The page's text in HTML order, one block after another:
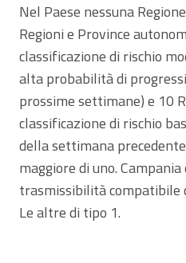
Nel Paese nessuna
Regioni e Province
classificazione di rischio
alta probabilità di
prossime settimane) e 10
classificazione di rischio
della settimana
maggiore di uno.
trasmissibilità compatibile
Le altre di tipo 1.